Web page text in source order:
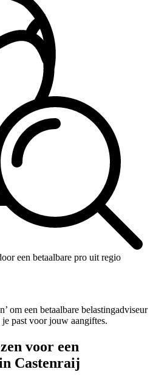
een betaalbare pro uit regio
om een betaalbare belastingadviseur
past voor jouw aangiftes.
voor een
Castenraij